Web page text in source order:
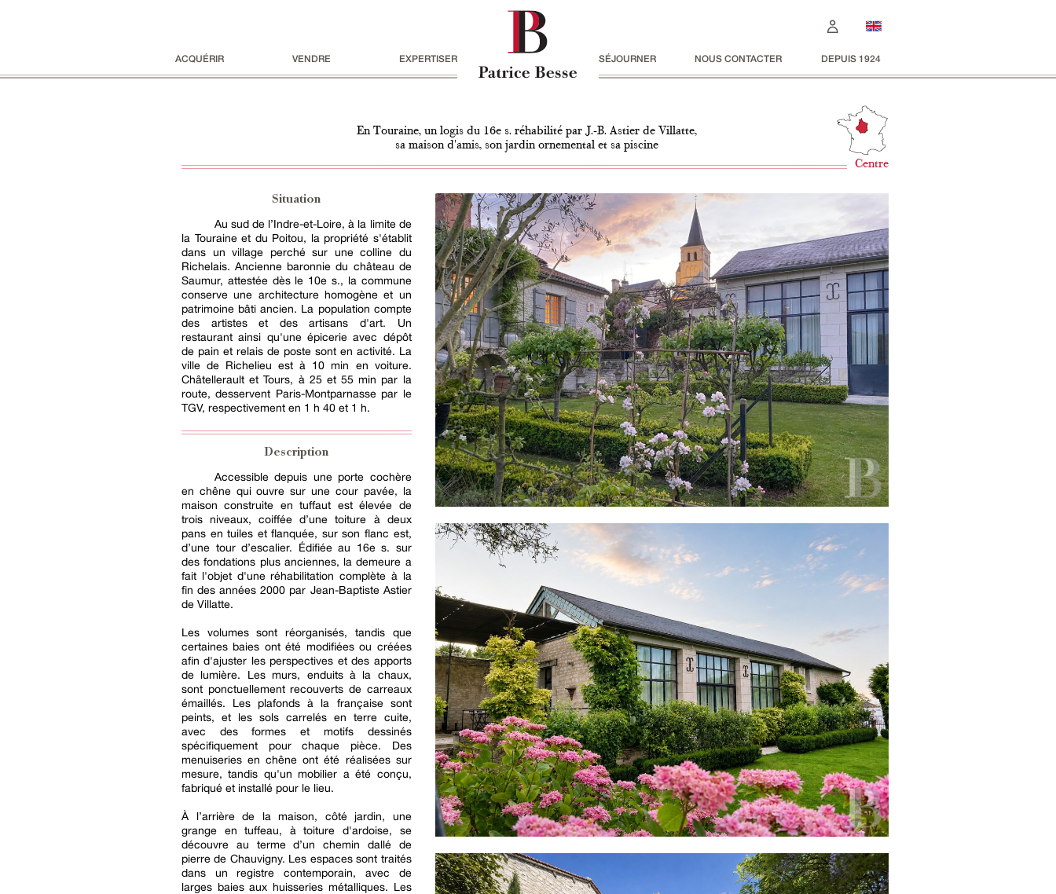
ACQUÉRIR VENDRE EXPERTISER SÉJOURNER NOUS CONTACTER DEPUIS 1924
En Touraine, un logis du 16e s. réhabilité par J.-B. Astier de Villatte,
sa maison d'amis, son jardin ornemental et sa piscine
Centre
Situation
Au sud de l’Indre-et-Loire, à la limite de
la Touraine et du Poitou, la propriété s'établit
dans un village perché sur une colline du
Richelais. Ancienne baronnie du château de
Saumur, attestée dès le 10e s., la commune
conserve une architecture homogène et un
patrimoine bâti ancien. La population compte
des artistes et des artisans d'art. Un
restaurant ainsi qu'une épicerie avec dépôt
de pain et relais de poste sont en activité. La
ville de Richelieu est à 10 min en voiture.
Châtellerault et Tours, à 25 et 55 min par la
route, desservent Paris-Montparnasse par le
TGV, respectivement en 1 h 40 et 1 h.
Description
Accessible depuis une porte cochère
en chêne qui ouvre sur une cour pavée, la
maison construite en tuffaut est élevée de
trois niveaux, coiffée d’une toiture à deux
pans en tuiles et flanquée, sur son flanc est,
d’une tour d’escalier. Édifiée au 16e s. sur
des fondations plus anciennes, la demeure a
fait l'objet d'une réhabilitation complète à la
fin des années 2000 par Jean-Baptiste Astier
de Villatte.
Les volumes sont réorganisés, tandis que
certaines baies ont été modifiées ou créées
afin d'ajuster les perspectives et des apports
de lumière. Les murs, enduits à la chaux,
sont ponctuellement recouverts de carreaux
émaillés. Les plafonds à la française sont
peints, et les sols carrelés en terre cuite,
avec des formes et motifs dessinés
spécifiquement pour chaque pièce. Des
menuiseries en chêne ont été réalisées sur
mesure, tandis qu'un mobilier a été conçu,
fabriqué et installé pour le lieu.
À l’arrière de la maison, côté jardin, une
grange en tuffeau, à toiture d'ardoise, se
découvre au terme d’un chemin dallé de
pierre de Chauvigny. Les espaces sont traités
dans un registre contemporain, avec de
larges baies aux huisseries métalliques. Les